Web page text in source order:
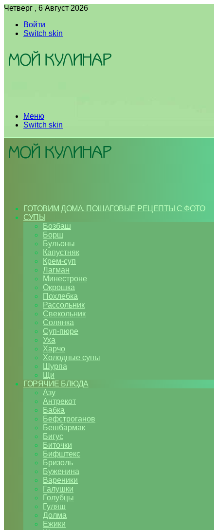
Четверг , 6 Август 2026
Войти
Switch skin
Меню
Switch skin
ГОТОВИМ ДОМА. ПОШАГОВЫЕ РЕЦЕПТЫ С ФОТО
СУПЫ
Бозбаш
Борщ
Бульоны
Капустняк
Крем-суп
Лагман
Минестроне
Окрошка
Похлебка
Рассольник
Свекольник
Солянка
Суп-пюре
Уха
Харчо
Холодные супы
Шурпа
Щи
ГОРЯЧИЕ БЛЮДА
Азу
Антрекот
Бабка
Бефстроганов
Бешбармак
Бигус
Биточки
Бифштекс
Бризоль
Буженина
Вареники
Галушки
Голубцы
Гуляш
Долма
Ежики